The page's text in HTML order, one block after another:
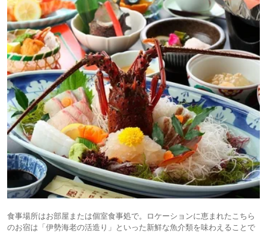
食事場所はお部屋または個室食事処で。ロケーションに恵まれたこちら
のお宿は「伊勢海老の活造り」といった新鮮な魚介類を味わえることで